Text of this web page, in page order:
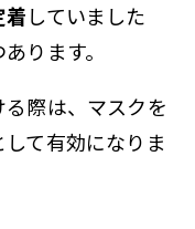
着していました
ります。
際は、マスクを
して有効になりま